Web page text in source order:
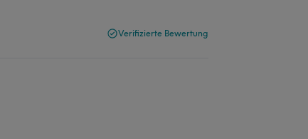
Verifizierte Bewertung